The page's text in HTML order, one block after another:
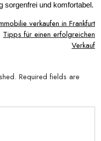
sorgenfrei und komfortabel.
verkaufen in Frankfurt
Tipps für einen erfolgreichen
Verkauf
Required fields are